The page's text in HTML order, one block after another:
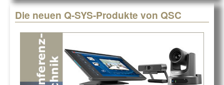
Die neuen Q-SYS-Produkte von QSC